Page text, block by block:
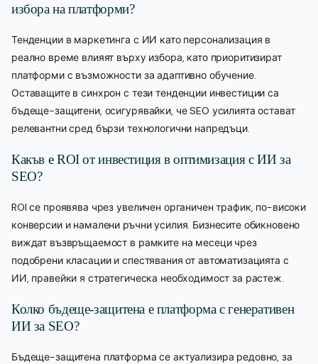
избора на платформи?
Тенденции в маркетинга с ИИ като персонализация в
реално време влияят върху избора, като приоритизират
платформи с възможности за адаптивно обучение.
Оставащите в синхрон с тези тенденции инвестиции са
бъдеще-защитени, осигурявайки, че SEO усилията остават
релевантни сред бързи технологични напредъци.
Какъв е ROI от инвестиция в оптимизация с ИИ за
SEO?
ROI се проявява чрез увеличен органичен трафик, по-високи
конверсии и намалени ръчни усилия. Бизнесите обикновено
виждат възвръщаемост в рамките на месеци чрез
подобрени класации и спестявания от автоматизацията с
ИИ, правейки я стратегическа необходимост за растеж.
Колко бъдеще-защитена е платформа с генеративен
ИИ за SEO?
Бъдеще-защитена платформа се актуализира редовно, за